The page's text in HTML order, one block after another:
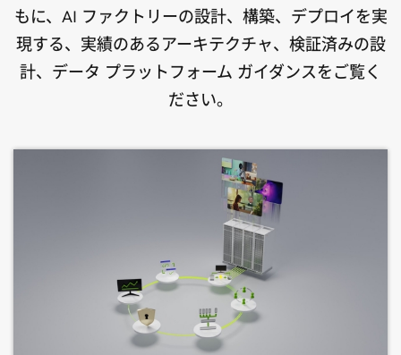
もに、AI ファクトリーの設計、構築、デプロイを実
現する、実績のあるアーキテクチャ、検証済みの設
計、データ プラットフォーム ガイダンスをご覧く
ださい。